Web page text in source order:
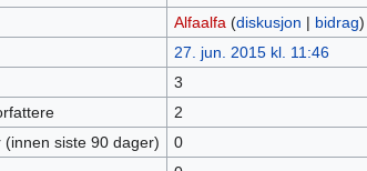
Alfaalfa (diskusjon | bidrag)
27. jun. 2015 kl. 11:46
3
2
siste 90 dager)
0